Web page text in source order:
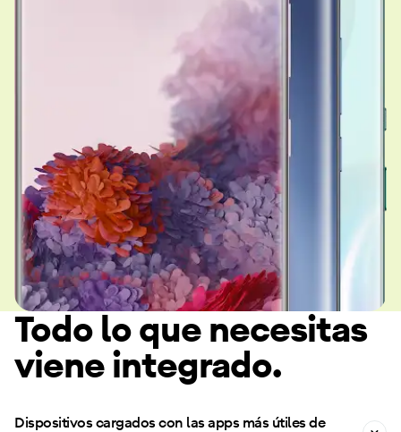
Todo lo que necesitas
viene integrado.
Dispositivos cargados con las apps más útiles de